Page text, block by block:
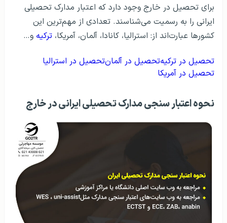
برای تحصیل در خارج وجود دارد که اعتبار مدارک تحصیلی
ایرانی را به رسمیت می‌شناسند. تعدادی از مهم‌ترین این
کشورها عبارت‌اند از: استرالیا، کانادا، آلمان، آمریکا، ترکیه و…
تحصیل در ترکیهتحصیل در آلمانتحصیل در استرالیا
تحصیل در آمریکا
نحوه اعتبار سنجی مدارک تحصیلی ایرانی در خارج